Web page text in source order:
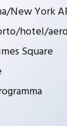
New York
hotel/
Square